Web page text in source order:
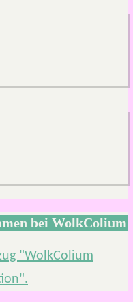
bei WolkColium